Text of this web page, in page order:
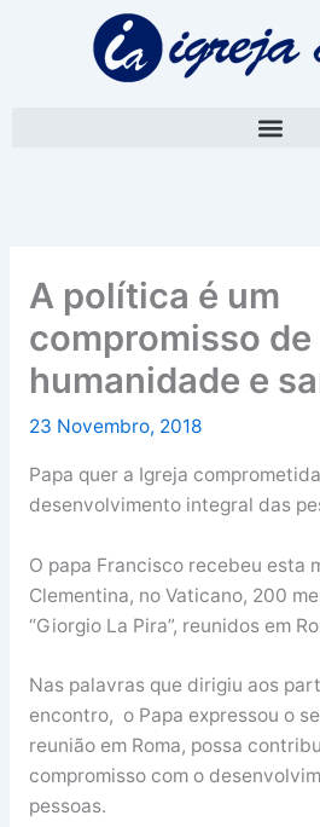
A política é um
compromisso de
humanidade e
23 Novembro, 2018
Papa quer a Igreja
desenvolvimento integral das
O papa Francisco recebeu esta
Clementina, no Vaticano, 200
“Giorgio La Pira”, reunidos em
Nas palavras que dirigiu aos
encontro, o Papa expressou o
reunião em Roma, possa
compromisso com o
pessoas.